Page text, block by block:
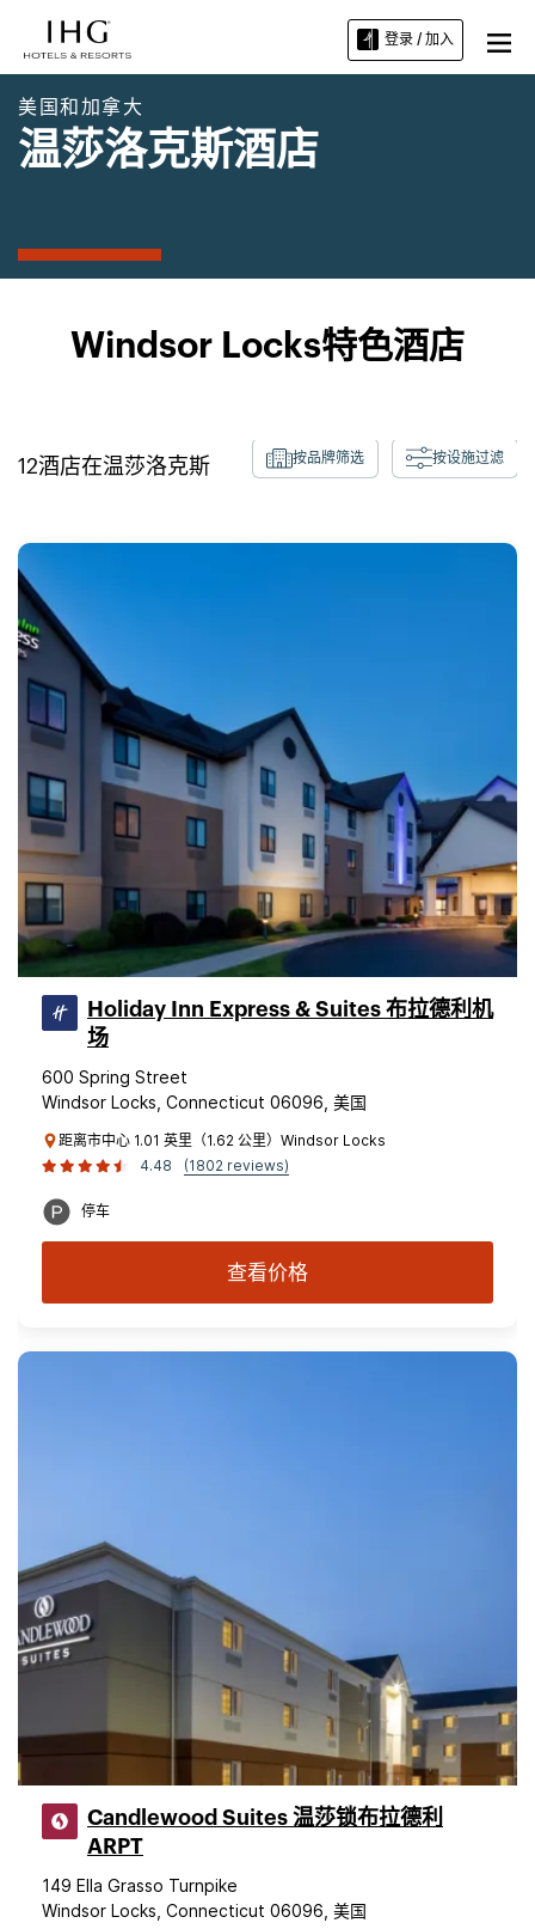
登录 / 加入
美国和加拿大
温莎洛克斯酒店
Windsor Locks特色酒店
12酒店在温莎洛克斯 按品牌筛选 按设施过滤
Holiday Inn Express & Suites 布拉德利机
场
600 Spring Street
Windsor Locks, Connecticut 06096, 美国
距离市中心 1.01 英里（1.62 公里）Windsor Locks
4.48
(1802 reviews)
停车
查看价格
Candlewood Suites 温莎锁布拉德利
ARPT
149 Ella Grasso Turnpike
Windsor Locks, Connecticut 06096, 美国